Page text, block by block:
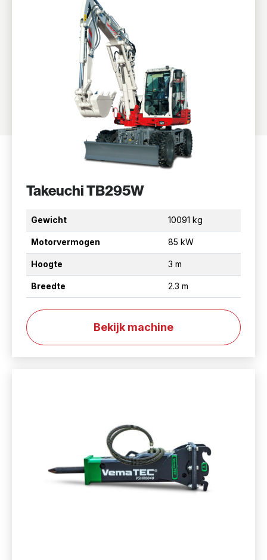
Takeuchi TB295W
Gewicht 10091 kg
Motorvermogen 85 kW
Hoogte 3 m
Breedte 2.3 m
Bekijk machine